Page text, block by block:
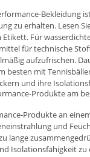
Bekleidung
zu erhalten. Lesen
Etikett. Für
für technische
aufzufrischen.
besten mit
und ihre
Produkte am
Produkte an
und
lange
Isolationsfähigkeit zu